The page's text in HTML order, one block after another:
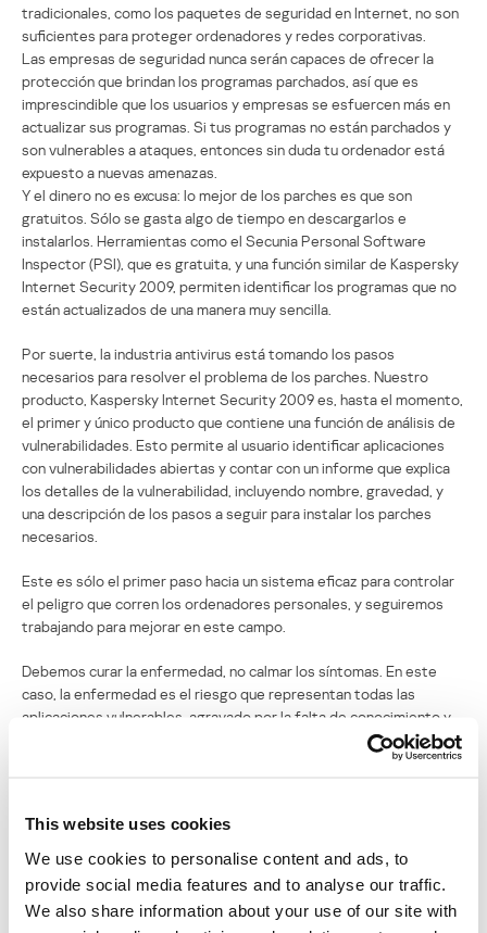
This website uses cookies
We use cookies to personalise content and ads, to
provide social media features and to analyse our traffic.
We also share information about your use of our site with
tradicionales, como los paquetes de seguridad en Internet, no son
suficientes para proteger ordenadores y redes corporativas.
Las empresas de seguridad nunca serán capaces de ofrecer la
protección que brindan los programas parchados, así que es
imprescindible que los usuarios y empresas se esfuercen más en
actualizar sus programas. Si tus programas no están parchados y
son vulnerables a ataques, entonces sin duda tu ordenador está
expuesto a nuevas amenazas.
Y el dinero no es excusa: lo mejor de los parches es que son
gratuitos. Sólo se gasta algo de tiempo en descargarlos e
instalarlos. Herramientas como el Secunia Personal Software
Inspector (PSI), que es gratuita, y una función similar de Kaspersky
Internet Security 2009, permiten identificar los programas que no
están actualizados de una manera muy sencilla.
Por suerte, la industria antivirus está tomando los pasos
necesarios para resolver el problema de los parches. Nuestro
producto, Kaspersky Internet Security 2009 es, hasta el momento,
el primer y único producto que contiene una función de análisis de
vulnerabilidades. Esto permite al usuario identificar aplicaciones
con vulnerabilidades abiertas y contar con un informe que explica
los detalles de la vulnerabilidad, incluyendo nombre, gravedad, y
una descripción de los pasos a seguir para instalar los parches
necesarios.
Este es sólo el primer paso hacia un sistema eficaz para controlar
el peligro que corren los ordenadores personales, y seguiremos
trabajando para mejorar en este campo.
Debemos curar la enfermedad, no calmar los síntomas. En este
caso, la enfermedad es el riesgo que representan todas las
aplicaciones vulnerables, agravado por la falta de conocimiento y
cuidado de los usuarios. Y esto no es algo que los antivirus puedan
o deban enfrentar solos: es una cuestión de seguridad en general.
sean sus resultados en estas pruebas, que tenga el derecho de
decir “te protegemos contra todo tipo de vulnerabilidades, así que
no necesitas instalar parches”. Ninguna empresa responsable se
atrevería a decir eso, y todos en la industria de la seguridad
estamos de acuerdo en que los parches son imprescindibles. Este